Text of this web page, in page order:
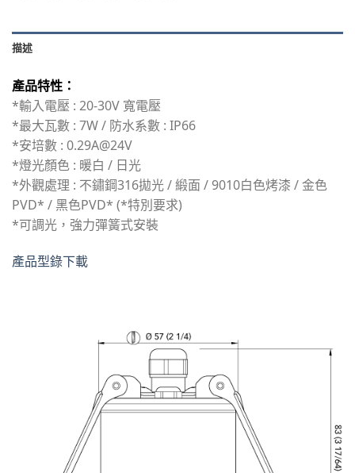
描述
產品特性：
*輸入電壓 : 20-30V 寬電壓
*最大瓦數 : 7W / 防水系數 : IP66
*安培數 : 0.29A@24V
*燈光顏色 : 暖白 / 日光
*外觀處理 : 不鏽鋼316拋光 / 緞面 / 9010白色烤漆 / 金色
PVD* / 黑色PVD* (*特別要求)
*可調光，強力彈簧式安裝
產品型錄下載